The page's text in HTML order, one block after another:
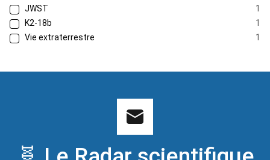
JWST
1
K2-18b
1
Vie extraterrestre
1